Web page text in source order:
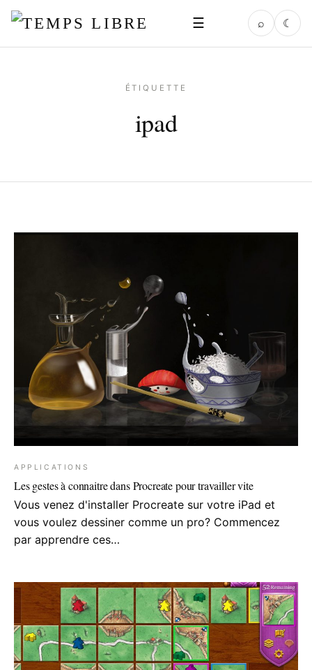
☰ ⌕ ☾
ÉTIQUETTE
ipad
APPLICATIONS
Les gestes à connaitre dans Procreate pour travailler vite
Vous venez d'installer Procreate sur votre iPad et
vous voulez dessiner comme un pro? Commencez
par apprendre ces…